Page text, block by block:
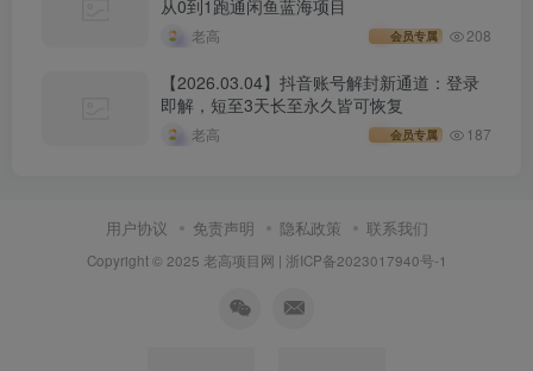
从0到1跑通闲鱼蓝海项目
老高 会员专属 208
【2026.03.04】抖音账号解封新通道：登录
即解，短至3天长至永久皆可恢复
老高 会员专属 187
用户协议 免责声明 隐私政策 联系我们
Copyright © 2025 老高项目网 | 浙ICP备2023017940号-1